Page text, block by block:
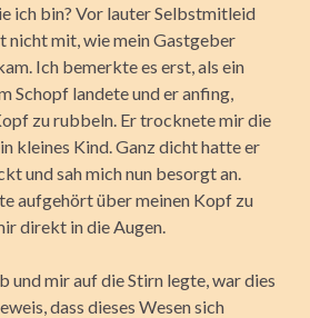
ich bin? Vor lauter Selbstmitleid
nicht mit, wie mein Gastgeber
Ich bemerkte es erst, als ein
Schopf landete und er anfing,
zu rubbeln. Er trocknete mir die
kleines Kind. Ganz dicht hatte er
und sah mich nun besorgt an.
aufgehört über meinen Kopf zu
direkt in die Augen.
und mir auf die Stirn legte, war dies
dass dieses Wesen sich